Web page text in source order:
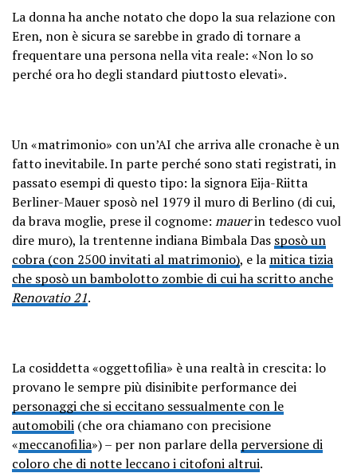
(@apexworldnews) June 3, 2023
La donna ha anche notato che dopo la sua relazione con
Eren, non è sicura se sarebbe in grado di tornare a
frequentare una persona nella vita reale: «Non lo so
perché ora ho degli standard piuttosto elevati».
Un «matrimonio» con un’AI che arriva alle cronache è un
fatto inevitabile. In parte perché sono stati registrati, in
passato esempi di questo tipo: la signora Eija-Riitta
Berliner-Mauer sposò nel 1979 il muro di Berlino (di cui,
da brava moglie, prese il cognome: mauerin tedesco vuol
dire muro), la trentenne indiana Bimbala Das sposò un
cobra (con 2500 invitati al matrimonio), e la mitica tizia
che sposò un bambolotto zombie di cui ha scritto anche
Renovatio 21.
La cosiddetta «oggettofilia» è una realtà in crescita: lo
provano le sempre più disinibite performance dei
personaggi che si eccitano sessualmente con le
automobili (che ora chiamano con precisione
«meccanofilia») – per non parlare della perversione di
coloro che di notte leccano i citofoni altrui.